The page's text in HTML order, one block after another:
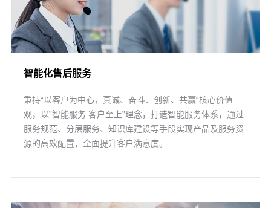
智能化售后服务
秉持“以客户为中心，真诚、奋斗、创新、共赢“核心价值
观，以”智能服务 客户至上”理念，打造智能服务体系，通过
服务规范、分层服务、知识库建设等手段实现产品及服务资
源的高效配置，全面提升客户满意度。